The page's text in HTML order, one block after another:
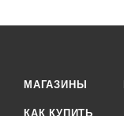
МАГАЗИНЫ
КАК КУПИТЬ